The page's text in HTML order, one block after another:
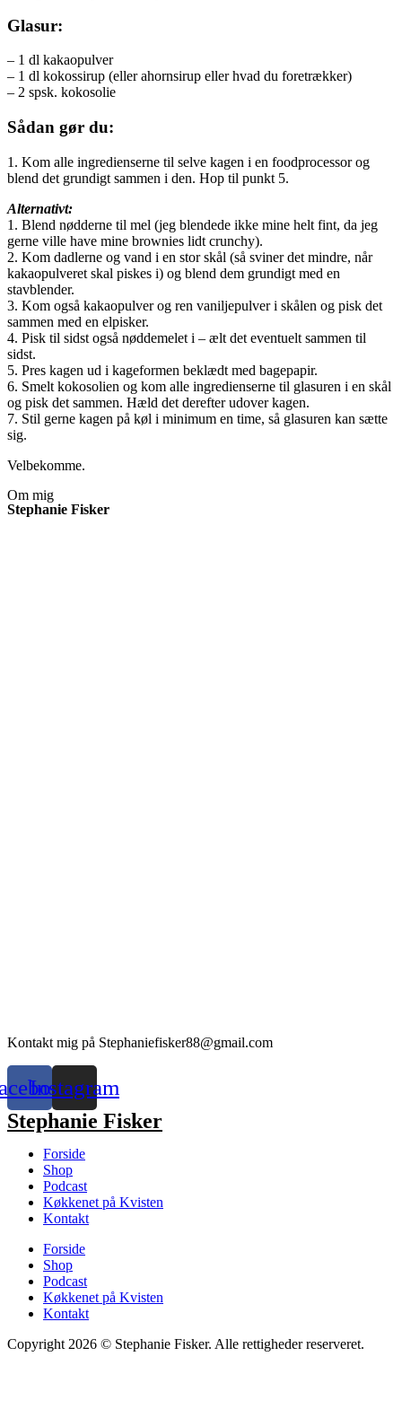
Glasur:
– 1 dl kakaopulver
– 1 dl kokossirup (eller ahornsirup eller hvad du foretrækker)
– 2 spsk. kokosolie
Sådan gør du:
1. Kom alle ingredienserne til selve kagen i en foodprocessor og
blend det grundigt sammen i den. Hop til punkt 5.
Alternativt:
1. Blend nødderne til mel (jeg blendede ikke mine helt fint, da jeg
gerne ville have mine brownies lidt crunchy).
2. Kom dadlerne og vand i en stor skål (så sviner det mindre, når
kakaopulveret skal piskes i) og blend dem grundigt med en
stavblender.
3. Kom også kakaopulver og ren vaniljepulver i skålen og pisk det
sammen med en elpisker.
4. Pisk til sidst også nøddemelet i – ælt det eventuelt sammen til
sidst.
5. Pres kagen ud i kageformen beklædt med bagepapir.
6. Smelt kokosolien og kom alle ingredienserne til glasuren i en skål
og pisk det sammen. Hæld det derefter udover kagen.
7. Stil gerne kagen på køl i minimum en time, så glasuren kan sætte
sig.
Velbekomme.
Om mig
Stephanie Fisker
Kontakt mig på Stephaniefisker88@gmail.com
Instagram
Stephanie Fisker
Forside
Shop
Podcast
Køkkenet på Kvisten
Kontakt
Forside
Shop
Podcast
Køkkenet på Kvisten
Kontakt
Copyright 2026 © Stephanie Fisker. Alle rettigheder reserveret.